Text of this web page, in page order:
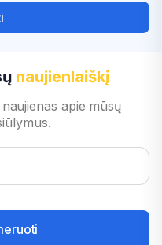
naujienlaiškį
apie mūsų